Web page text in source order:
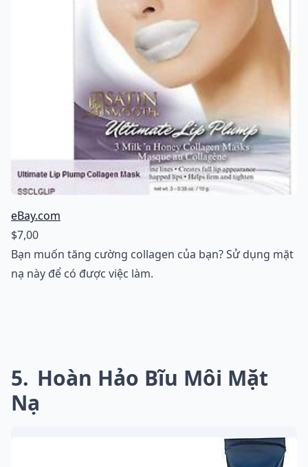
eBay.com
$7,00
Bạn muốn tăng cường collagen của bạn? Sử dụng mặt
nạ này để có được việc làm.
5 Hoàn Hảo Bĩu Môi Mặt
Nạ